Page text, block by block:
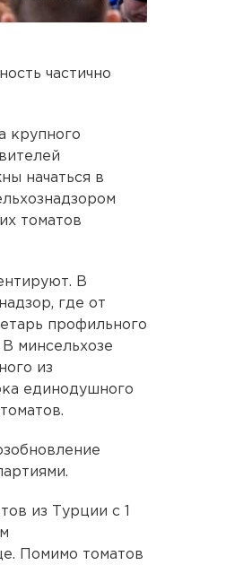
частично
крупного
начаться в
томатов
В
где от
профильного
минсельхозе
из
единодушного
из Турции с 1
Помимо томатов